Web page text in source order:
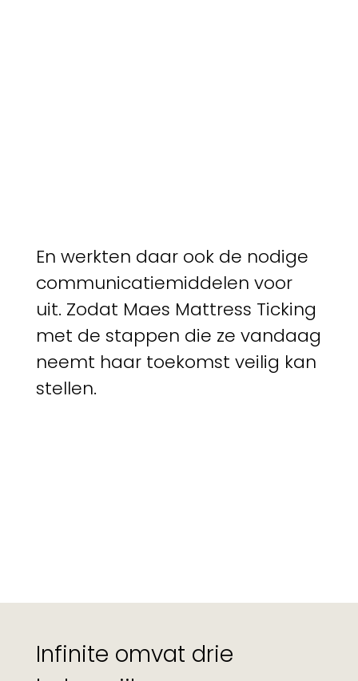
En werkten daar ook de nodige
communicatiemiddelen voor
uit. Zodat Maes Mattress Ticking
met de stappen die ze vandaag
neemt haar toekomst veilig kan
stellen.
Infinite omvat drie